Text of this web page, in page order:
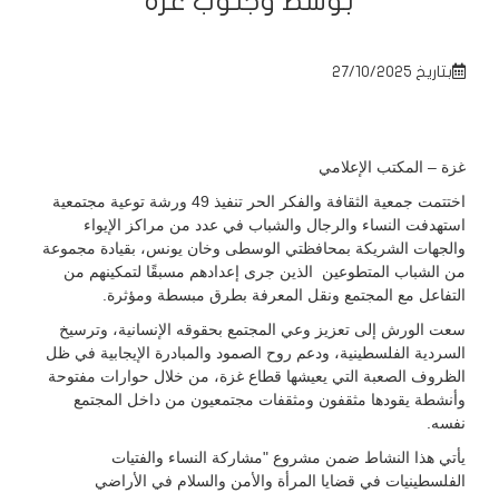
بتاريخ 27/10/2025
غزة – المكتب الإعلامي
اختتمت جمعية الثقافة والفكر الحر تنفيذ 49 ورشة توعية مجتمعية
استهدفت النساء والرجال والشباب في عدد من مراكز الإيواء
والجهات الشريكة بمحافظتي الوسطى وخان يونس، بقيادة مجموعة
من الشباب المتطوعين
الذين جرى إعدادهم مسبقًا لتمكينهم من
التفاعل مع المجتمع ونقل المعرفة بطرق مبسطة ومؤثرة.
سعت الورش إلى تعزيز وعي المجتمع بحقوقه الإنسانية، وترسيخ
السردية الفلسطينية، ودعم روح الصمود والمبادرة الإيجابية في ظل
الظروف الصعبة التي يعيشها قطاع غزة، من خلال حوارات مفتوحة
وأنشطة يقودها مثقفون ومثقفات مجتمعيون من داخل المجتمع
نفسه.
يأتي هذا النشاط ضمن مشروع "مشاركة النساء والفتيات
الفلسطينيات في قضايا المرأة والأمن والسلام في الأراضي